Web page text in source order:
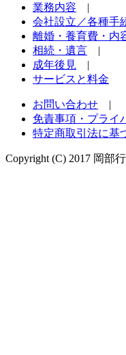
業務内容 |
会社設立／各種手
離婚・養育費・内
相続・遺言 |
成年後見 |
サービスと料金
お問い合わせ |
免責事項・プライ
特定商取引法に基
Copyright (C) 2017 岡部